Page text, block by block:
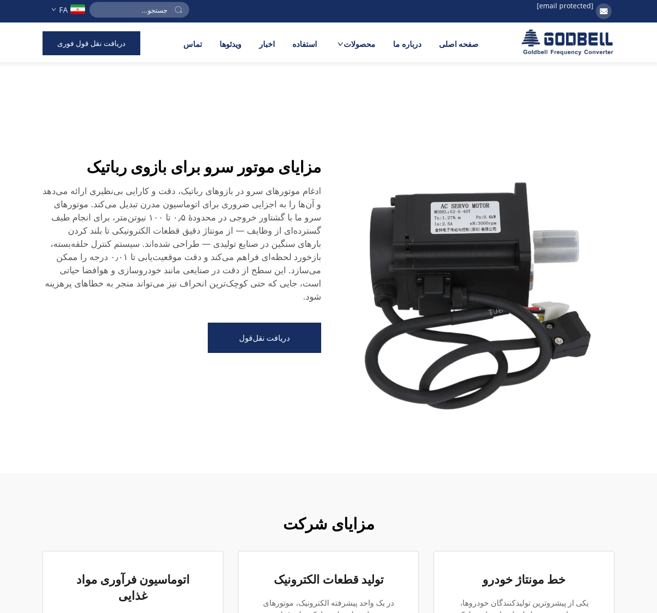
[email protected]
FA
صفحه اصلی درباره ما محصولات استفاده اخبار ویدئوها تماس دریافت نقل قول فوری
مزایای موتور سرو برای بازوی رباتیک
ادغام موتورهای سرو در بازوهای رباتیک، دقت و کارایی بی‌نظیری ارائه می‌دهد
و آن‌ها را به اجزایی ضروری برای اتوماسیون مدرن تبدیل می‌کند. موتورهای
سرو ما با گشتاور خروجی در محدودهٔ ۰٫۵ تا ۱۰۰ نیوتن‌متر، برای انجام طیف
گسترده‌ای از وظایف — از مونتاژ دقیق قطعات الکترونیکی تا بلند کردن
بارهای سنگین در صنایع تولیدی — طراحی شده‌اند. سیستم کنترل حلقه‌بسته،
بازخورد لحظه‌ای فراهم می‌کند و دقت موقعیت‌یابی تا ۰٫۰۱ درجه را ممکن
می‌سازد. این سطح از دقت در صنایعی مانند خودروسازی و هوافضا حیاتی
است، جایی که حتی کوچک‌ترین انحراف نیز می‌تواند منجر به خطاهای پرهزینه
شود.
دریافت نقل‌قول
مزایای شرکت
خط مونتاژ خودرو
یکی از پیشروترین تولیدکنندگان خودروها،
تولید قطعات الکترونیک
در یک واحد پیشرفته الکترونیک، موتورهای
اتوماسیون فرآوری مواد
غذایی